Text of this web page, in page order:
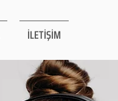
İLETİŞİM